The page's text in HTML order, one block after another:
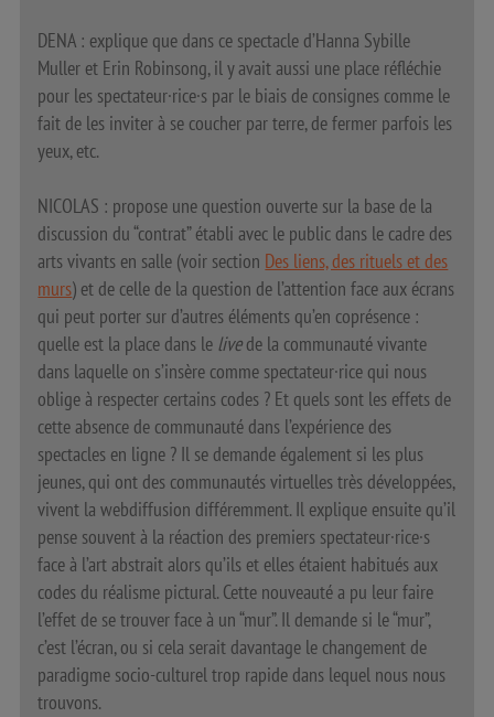
DENA : explique que dans ce spectacle d’Hanna Sybille
Muller et Erin Robinsong, il y avait aussi une place réfléchie
pour les spectateur·rice·s par le biais de consignes comme le
fait de les inviter à se coucher par terre, de fermer parfois les
yeux, etc.
NICOLAS : propose une question ouverte sur la base de la
discussion du “contrat” établi avec le public dans le cadre des
arts vivants en salle (voir section Des liens, des rituels et des
murs) et de celle de la question de l’attention face aux écrans
qui peut porter sur d’autres éléments qu’en coprésence :
quelle est la place dans le livede la communauté vivante
dans laquelle on s’insère comme spectateur·rice qui nous
oblige à respecter certains codes ? Et quels sont les effets de
cette absence de communauté dans l’expérience des
spectacles en ligne ? Il se demande également si les plus
jeunes, qui ont des communautés virtuelles très développées,
vivent la webdiffusion différemment. Il explique ensuite qu’il
pense souvent à la réaction des premiers spectateur·rice·s
face à l’art abstrait alors qu’ils et elles étaient habitués aux
codes du réalisme pictural. Cette nouveauté a pu leur faire
l’effet de se trouver face à un “mur”. Il demande si le “mur”,
c’est l’écran, ou si cela serait davantage le changement de
paradigme socio-culturel trop rapide dans lequel nous nous
trouvons.